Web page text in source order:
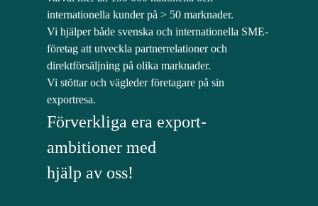
internationella kunder på > 50 marknader.
Vi hjälper både svenska och internationella SME-
företag att utveckla partnerrelationer och
direktförsäljning på olika marknader.
Vi stöttar och vägleder företagare på sin
exportresa.
Förverkliga era export-
ambitioner med
hjälp av oss!